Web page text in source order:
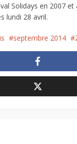
Solidays en 2007 et
lundi 28 avril.
septembre 2014